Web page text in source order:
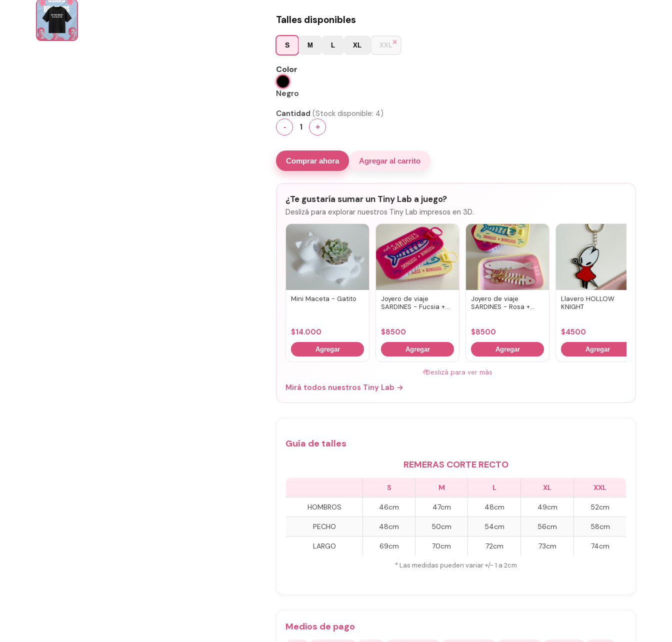
Talles disponibles
S M L XL XXL
Color
Negro
Cantidad (Stock disponible: 4)
- 1 +
Comprar ahora Agregar al carrito
¿Te gustaría sumar un Tiny Lab a juego?
Deslizá para explorar nuestros Tiny Lab impresos en 3D.
Mini Maceta - Gatito
$14.000
Agregar
Joyero de viaje
SARDINES - Fucsia +
$8500
Agregar
Joyero de viaje
SARDINES - Rosa +
$8500
Agregar
Llavero HOLLOW
KNIGHT
$4500
Agregar
🤚Deslizá para ver más
Mirá todos nuestros Tiny Lab →
Guía de talles
REMERAS CORTE RECTO
S M L XL XXL
HOMBROS 46cm 47cm 48cm 49cm 52cm
PECHO 48cm 50cm 54cm 56cm 58cm
LARGO 69cm 70cm 72cm 73cm 74cm
* Las medidas pueden variar +/- 1 a 2cm
Medios de pago